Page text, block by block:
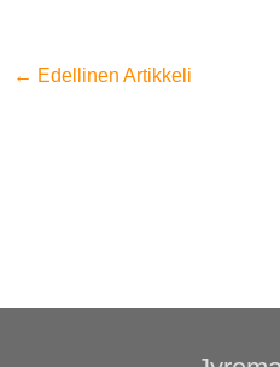
← Edellinen Artikkeli